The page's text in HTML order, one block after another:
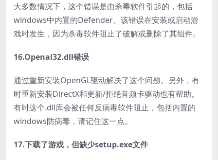
大多数情况下，这个错误是由杀毒软件引起的，包括
windows中内置的Defender。该错误在安装或启动游
戏时发生，因为杀毒软件阻止了破解或删除了其组件。
16.Openal32.dll错误
通过重新安装OpenGL驱动解决了这个问题。另外，有
时重新安装DirectX和更新/拒绝音频卡驱动也有帮助。
有时这个.dll库会被任何反病毒软件阻止，包括内置的
windows防病毒，请记住这一点。
17.下载了游戏，但缺少setup.exe文件